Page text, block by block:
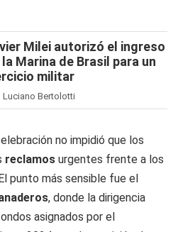
Milei autorizó el ingreso
la Marina de Brasil para un
militar
Bertolotti
no impidió que los
reclamos urgentes frente a los
punto más sensible fue el
, donde la dirigencia
asignados por el